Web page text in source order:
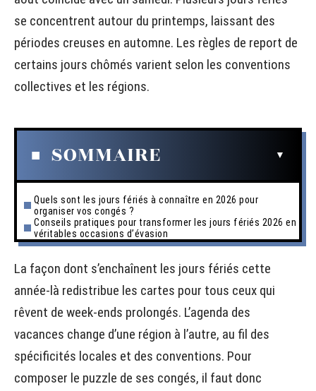
se concentrent autour du printemps, laissant des
périodes creuses en automne. Les règles de report de
certains jours chômés varient selon les conventions
collectives et les régions.
SOMMAIRE
Quels sont les jours fériés à connaître en 2026 pour
organiser vos congés ?
Conseils pratiques pour transformer les jours fériés 2026 en
véritables occasions d’évasion
La façon dont s’enchaînent les jours fériés cette
année-là redistribue les cartes pour tous ceux qui
rêvent de week-ends prolongés. L’agenda des
vacances change d’une région à l’autre, au fil des
spécificités locales et des conventions. Pour
composer le puzzle de ses congés, il faut donc